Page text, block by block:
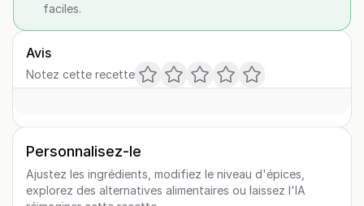
faciles.
Avis
Notez cette recette
Personnalisez-le
Ajustez les ingrédients, modifiez le niveau d'épices,
explorez des alternatives alimentaires ou laissez l'IA